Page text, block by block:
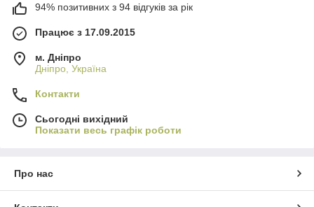
94% позитивних з 94 відгуків за рік
Працює з 17.09.2015
м. Дніпро
Дніпро, Україна
Контакти
Сьогодні вихідний
Показати весь графік роботи
Про нас